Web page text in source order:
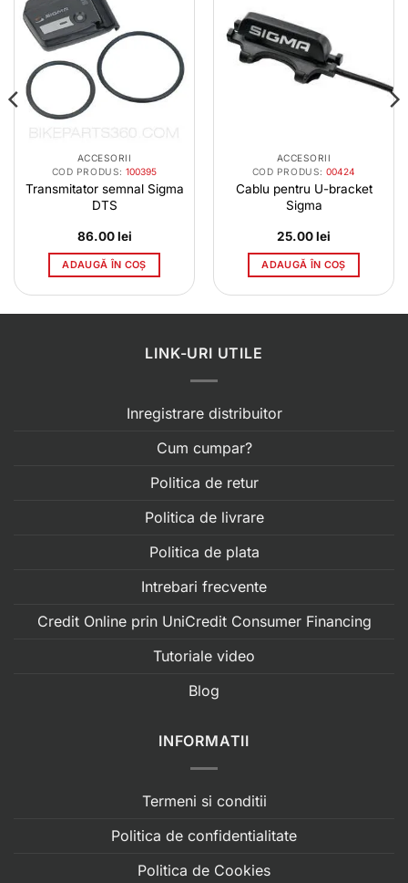
ACCESORII
COD PRODUS:100395
Transmitator semnal Sigma
DTS
86.00lei
ADAUGĂ ÎN COȘ
ACCESORII
COD PRODUS:00424
Cablu pentru U-bracket
Sigma
25.00lei
ADAUGĂ ÎN COȘ
LINK-URI UTILE
Inregistrare distribuitor
Cum cumpar?
Politica de retur
Politica de livrare
Politica de plata
Intrebari frecvente
Credit Online prin UniCredit Consumer Financing
Tutoriale video
Blog
INFORMATII
Termeni si conditii
Politica de confidentialitate
Politica de Cookies